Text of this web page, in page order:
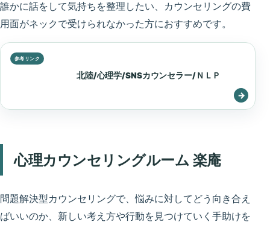
誰かに話をして気持ちを整理したい、カウンセリングの費
用面がネックで受けられなかった方におすすめです。
北陸/心理学/SNSカウンセラー/ＮＬＰ
心理カウンセリングルーム 楽庵
問題解決型カウンセリングで、悩みに対してどう向き合え
ばいいのか、新しい考え方や行動を見つけていく手助けを